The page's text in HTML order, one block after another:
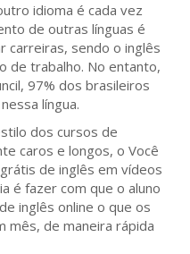
idioma é cada vez
de outras línguas é
carreiras, sendo o inglês
de trabalho. No entanto,
97% dos brasileiros
língua.
dos cursos de
caros e longos, o Você
de inglês em vídeos
é fazer com que o aluno
inglês online o que os
mês, de maneira rápida